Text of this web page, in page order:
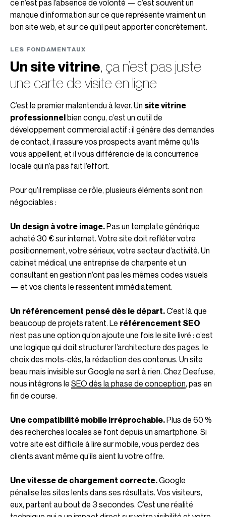
ce n’est pas l’absence de volonté — c’est souvent un
manque d’information sur ce que représente vraiment un
bon site web, et sur ce qu’il peut apporter concrètement.
LES FONDAMENTAUX
Un site vitrine, ça n’est pas juste
une carte de visite en ligne
C’est le premier malentendu à lever. Un site vitrine
professionnelbien conçu, c’est un outil de
développement commercial actif : il génère des demandes
de contact, il rassure vos prospects avant même qu’ils
vous appellent, et il vous différencie de la concurrence
locale qui n’a pas fait l’effort.
Pour qu’il remplisse ce rôle, plusieurs éléments sont non
négociables :
Un design à votre image.Pas un template générique
acheté 30 € sur internet. Votre site doit refléter votre
positionnement, votre sérieux, votre secteur d’activité. Un
cabinet médical, une entreprise de charpente et un
consultant en gestion n’ont pas les mêmes codes visuels
— et vos clients le ressentent immédiatement.
Un référencement pensé dès le départ.C’est là que
beaucoup de projets ratent. Le référencement SEO
n’est pas une option qu’on ajoute une fois le site livré : c’est
une logique qui doit structurer l’architecture des pages, le
choix des mots-clés, la rédaction des contenus. Un site
beau mais invisible sur Google ne sert à rien. Chez Deefuse,
nous intégrons le SEO dès la phase de conception, pas en
fin de course.
Une compatibilité mobile irréprochable.Plus de 60 %
des recherches locales se font depuis un smartphone. Si
votre site est difficile à lire sur mobile, vous perdez des
clients avant même qu’ils aient lu votre offre.
Une vitesse de chargement correcte.Google
pénalise les sites lents dans ses résultats. Vos visiteurs,
eux, partent au bout de 3 secondes. C’est une réalité